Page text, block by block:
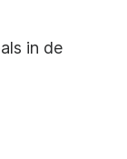
in de